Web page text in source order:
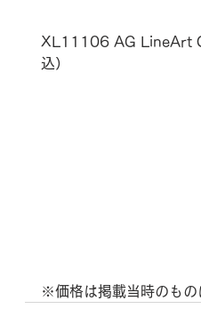
XL11106 AG LineArt
込）
※価格は掲載当時のもの